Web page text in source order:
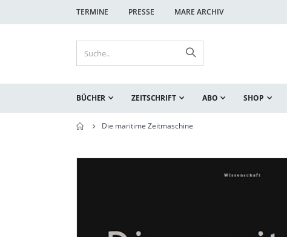
TERMINE PRESSE MARE ARCHIV
BÜCHER ZEITSCHRIFT ABO SHOP
Die maritime Zeitmaschine